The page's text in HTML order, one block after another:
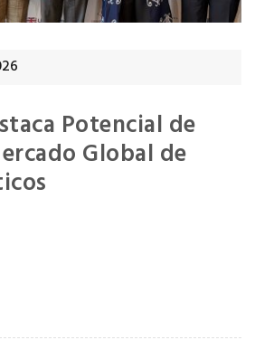
Potencial de
Global de